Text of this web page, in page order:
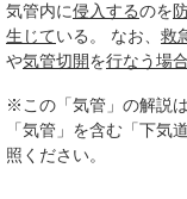
気管内に侵入するのを
生じている。 なお、 救
や気管切開を行なう場合
※この「気管」の解説
「気管」を含む「下気
照ください。